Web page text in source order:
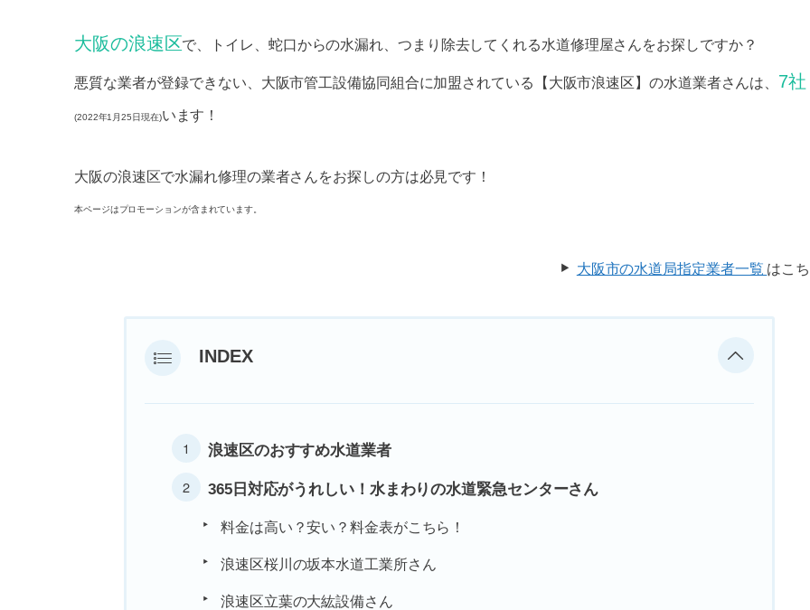
大阪の浪速区で、トイレ、蛇口からの水漏れ、つまり除去してくれる水道修理屋さんをお探しですか？
悪質な業者が登録できない、大阪市管工設備協同組合に加盟されている【大阪市浪速区】の水道業者さんは、 7社
(2022年1月25日現在)います！
大阪の浪速区で水漏れ修理の業者さんをお探しの方は必見です！
本ページはプロモーションが含まれています。
大阪市の水道局指定業者一覧 はこ
INDEX
浪速区のおすすめ水道業者
365日対応がうれしい！水まわりの水道緊急センターさん
料金は高い？安い？料金表がこちら！
浪速区桜川の坂本水道工業所さん
浪速区立葉の大紘設備さん